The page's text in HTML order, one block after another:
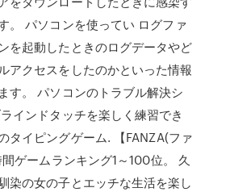
。 パソコンを使ってい ログファ
を起動したときのログデータやど
アクセスをしたのかといった情報
す。 パソコンのトラブル解決シ
インドタッチを楽しく練習でき
タイピングゲーム. 【FANZA(ファ
ゲームランキング1～100位。 久
染の女の子とエッチな生活を楽し